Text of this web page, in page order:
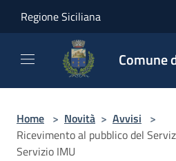
Regione Siciliana
Comune
Home > Novità > Avvisi >
Ricevimento al pubblico del
Servizio IMU